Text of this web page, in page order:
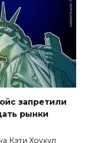
запретили
рынки
Кэти Хоукул